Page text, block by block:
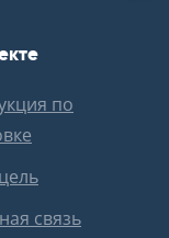
по
связь